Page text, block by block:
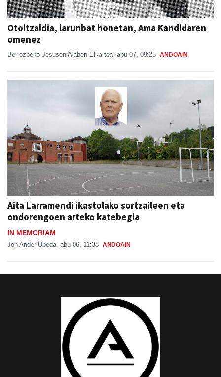
Otoitzaldia, larunbat honetan, Ama Kandidaren
omenez
Berrozpeko Jesusen Alaben Elkartea abu 07, 09:25 ANDOAIN
Aita Larramendi ikastolako sortzaileen eta
ondorengoen arteko katebegia
IN MEMORIAM
Jon Ander Ubeda abu 06, 11:38 ANDOAIN